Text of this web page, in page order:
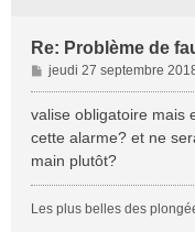
Re: Problème de
M
e
s
g
e
jeudi 27 septembre
valise obligatoire mais
cette alarme? et ne
main plutôt?
Les plus belles des